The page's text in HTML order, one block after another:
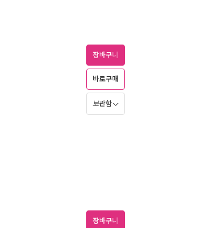
장바구니
바로구매
보관함
장바구니